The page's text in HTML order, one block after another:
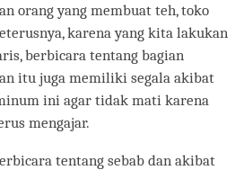
orang yang membuat teh, toko
karena yang kita lakukan
berbicara tentang bagian
itu juga memiliki segala akibat
ini agar tidak mati karena
mengajar.
tentang sebab dan akibat